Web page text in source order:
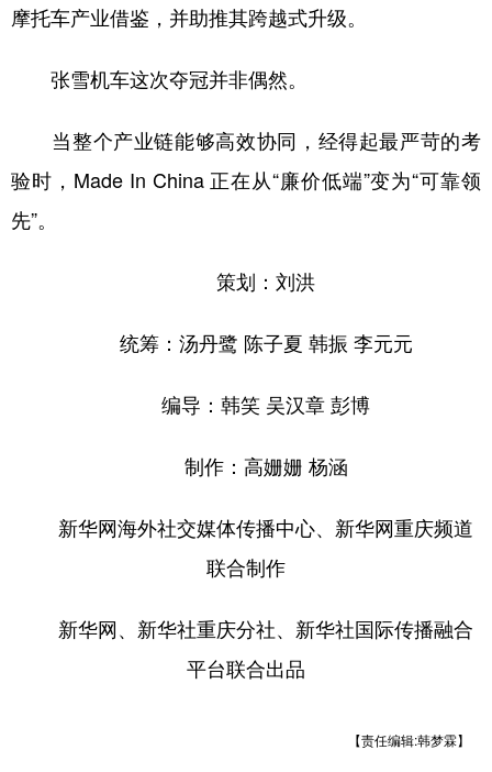
摩托车产业借鉴，并助推其跨越式升级。
张雪机车这次夺冠并非偶然。
当整个产业链能够高效协同，经得起最严苛的考
验时，Made In China 正在从“廉价低端”变为“可靠领
先”。
策划：刘洪
统筹：汤丹鹭 陈子夏 韩振 李元元
编导：韩笑 吴汉章 彭博
制作：高姗姗 杨涵
新华网海外社交媒体传播中心、新华网重庆频道
联合制作
新华网、新华社重庆分社、新华社国际传播融合
平台联合出品
【责任编辑:韩梦霖】